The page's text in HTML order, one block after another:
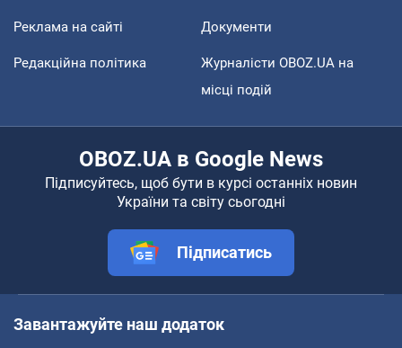
Реклама на сайті Документи
Редакційна політика
Журналісти OBOZ.UA на
місці подій
OBOZ.UA в Google News
Підписуйтесь, щоб бути в курсі останніх новин
України та світу сьогодні
Підписатись
Завантажуйте наш додаток